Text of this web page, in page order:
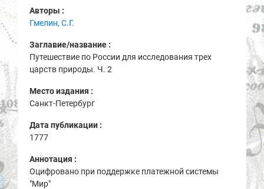
Авторы :
Гмелин, С.Г.
Заглавие/название :
Путешествие по России для исследования трех
царств природы. Ч. 2
Место издания :
Санкт-Петербург
Дата публикации :
1777
Аннотация :
Оцифровано при поддержке платежной системы
"Мир"